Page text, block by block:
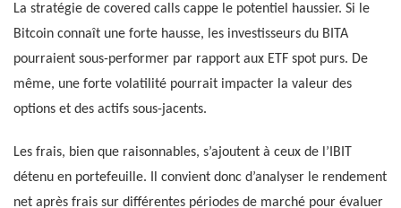
La stratégie de covered calls cappe le potentiel haussier. Si le
Bitcoin connaît une forte hausse, les investisseurs du BITA
pourraient sous-performer par rapport aux ETF spot purs. De
même, une forte volatilité pourrait impacter la valeur des
options et des actifs sous-jacents.
Les frais, bien que raisonnables, s’ajoutent à ceux de l’IBIT
détenu en portefeuille. Il convient donc d’analyser le rendement
net après frais sur différentes périodes de marché pour évaluer